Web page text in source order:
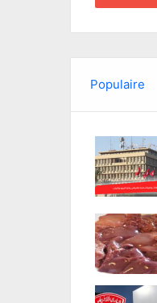
Populaire